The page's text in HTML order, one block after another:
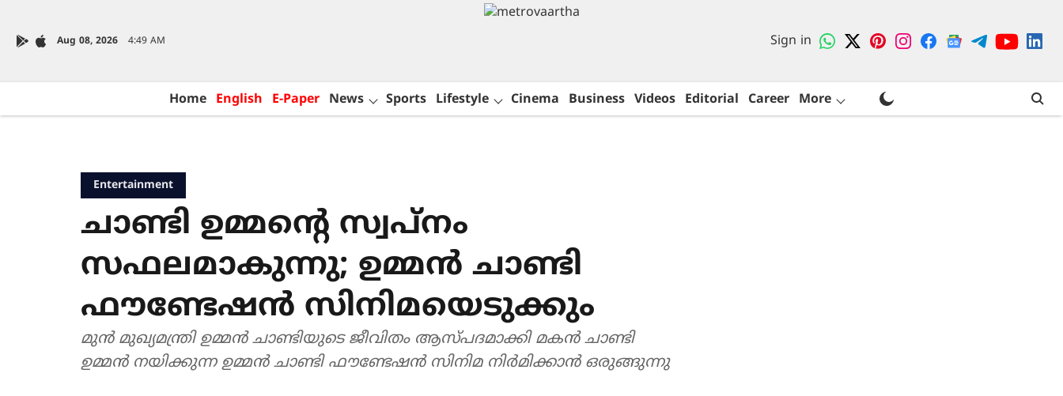
Aug 08, 2026 4:49 AM Sign in
Home English E-Paper News Sports Lifestyle Cinema Business Videos Editorial Career More
Entertainment
ചാണ്ടി ഉമ്മന്‍റെ സ്വപ്നം
സഫലമാകുന്നു; ഉമ്മൻ ചാണ്ടി
ഫൗണ്ടേഷൻ സിനിമയെടുക്കും
മുൻ മുഖ്യമന്ത്രി ഉമ്മൻ ചാണ്ടിയുടെ ജീവിതം ആസ്പദമാക്കി മകൻ ചാണ്ടി
ഉമ്മൻ നയിക്കുന്ന ഉമ്മൻ ചാണ്ടി ഫൗണ്ടേഷൻ സിനിമ നിർമിക്കാൻ ഒരുങ്ങുന്നു